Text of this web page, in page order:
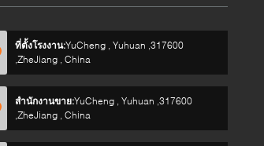
ที่ตั้งโรงงาน:YuCheng , Yuhuan ,317600
,ZheJiang , China
สำนักงานขาย:YuCheng , Yuhuan ,317600
,ZheJiang , China